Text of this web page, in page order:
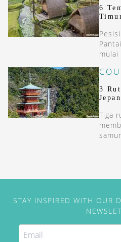
6
mulai
3
Tiga
STAY INSPIRED WITH OUR